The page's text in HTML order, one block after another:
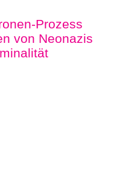
Prozess
von Neonazis